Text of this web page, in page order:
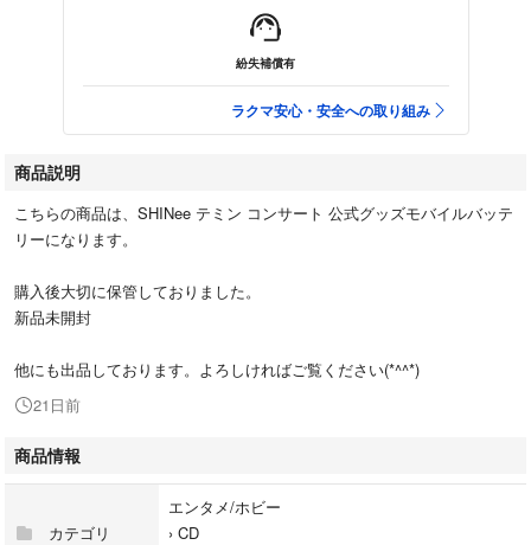
紛失補償有
ラクマ安心・安全への取り組み
商品説明
こちらの商品は、SHINee テミン コンサート 公式グッズモバイルバッテ
リーになります。
購入後大切に保管しておりました。
新品未開封
他にも出品しております。よろしければご覧ください(*^^*)
21日前
商品情報
カテゴリ
エンタメ/ホビー
› CD